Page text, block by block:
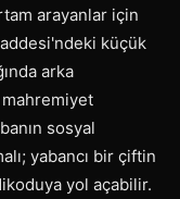
arayanlar için
küçük
arka
sosyal
yabancı bir çiftin
yol açabilir.